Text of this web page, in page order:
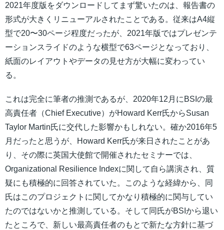
2021年度版をダウンロードしてまず驚いたのは、報告書の
形式が大きくリニューアルされたことである。従来はA4縦
型で20〜30ページ程度だったが、2021年版ではプレゼンテ
ーションスライドのような横型で63ページとなっており、
紙面のレイアウトやデータの見せ方が大幅に変わってい
る。
これは完全に筆者の推測であるが、2020年12月にBSIの最
高責任者（Chief Executive）がHoward Kerr氏からSusan
Taylor Martin氏に交代した影響かもしれない。確か2016年5
月だったと思うが、Howard Kerr氏が来日されたことがあ
り、その際に英国大使館で開催されたセミナーでは、
Organizational Resilience Indexに関して自ら講演され、質
疑にも積極的に回答されていた。このような経緯から、同
氏はこのプロジェクトに関してかなり積極的に関与してい
たのではないかと推測している。そして同氏がBSIから退い
たところで、新しい最高責任者のもとで新たな方針に基づ